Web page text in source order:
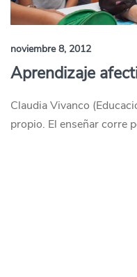
noviembre 8, 2012
Aprendizaje
Claudia Vivanco
propio. El enseñar corre